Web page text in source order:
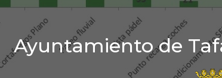
Ayuntamiento de